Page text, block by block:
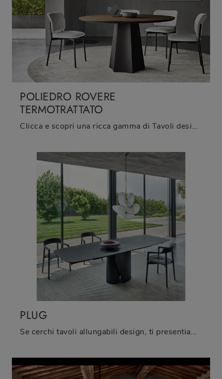
POLIEDRO ROVERE
TERMOTRATTATO
Clicca e scopri una ricca gamma di Tavoli design fissi da pranzo! Il modello Poliedro Rovere Termotrattato di Sangiacomo ti attende.
PLUG
Se cerchi tavoli allungabili design, ti presentiamo il modello da pranzo in ceramica Plug del brand Sangiacomo.